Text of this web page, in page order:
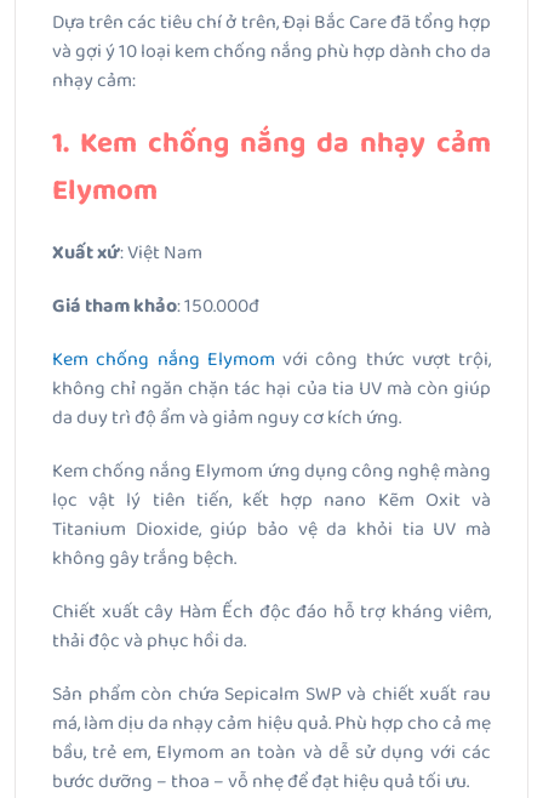
Dựa trên các tiêu chí ở trên, Đại Bắc Care đã tổng hợp
và gợi ý 10 loại kem chống nắng phù hợp dành cho da
nhạy cảm:
1. Kem chống nắng da nhạy cảm
Elymom
Xuất xứ: Việt Nam
Giá tham khảo: 150.000đ
Kem chống nắng Elymom với công thức vượt trội,
không chỉ ngăn chặn tác hại của tia UV mà còn giúp
da duy trì độ ẩm và giảm nguy cơ kích ứng.
Kem chống nắng Elymom ứng dụng công nghệ màng
lọc vật lý tiên tiến, kết hợp nano Kẽm Oxit và
Titanium Dioxide, giúp bảo vệ da khỏi tia UV mà
không gây trắng bệch.
Chiết xuất cây Hàm Ếch độc đáo hỗ trợ kháng viêm,
thải độc và phục hồi da.
Sản phẩm còn chứa Sepicalm SWP và chiết xuất rau
má, làm dịu da nhạy cảm hiệu quả. Phù hợp cho cả mẹ
bầu, trẻ em, Elymom an toàn và dễ sử dụng với các
bước dưỡng – thoa – vỗ nhẹ để đạt hiệu quả tối ưu.